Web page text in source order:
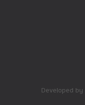
Developed by